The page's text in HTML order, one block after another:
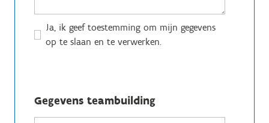
Ja, ik geef toestemming om mijn gegevens
op te slaan en te verwerken.
Gegevens teambuilding